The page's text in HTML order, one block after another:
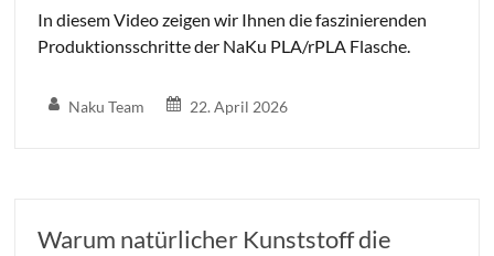
In diesem Video zeigen wir Ihnen die faszinierenden
Produktionsschritte der NaKu PLA/rPLA Flasche.
Naku Team 22. April 2026
Warum natürlicher Kunststoff die